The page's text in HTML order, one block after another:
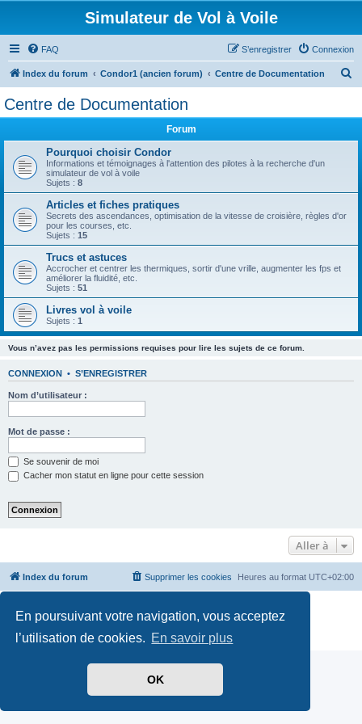
En poursuivant votre navigation, vous acceptez
l’utilisation de cookies. En savoir plus
OK
Simulateur de Vol à Voile
FAQ Connexion
S’enregistrer
Index du forum Condor1 (ancien forum) Centre de Documentation
r
Centre de Documentation
Forum
Pourquoi choisir Condor
Informations et témoignages à l'attention des pilotes à la recherche d'un
simulateur de vol à voile
Sujets : 8
Articles et fiches pratiques
Secrets des ascendances, optimisation de la vitesse de croisière, règles d'or
pour les courses, etc.
Sujets : 15
Trucs et astuces
Accrocher et centrer les thermiques, sortir d'une vrille, augmenter les fps et
améliorer la fluidité, etc.
Sujets : 51
Livres vol à voile
Sujets : 1
Vous n’avez pas les permissions requises pour lire les sujets de ce forum.
CONNEXION • S’ENREGISTRER
Nom d’utilisateur :
Mot de passe :
Se souvenir de moi
Cacher mon statut en ligne pour cette session
Aller à
Index du forum Heures au format UTC+02:00
Supprimer les cookies
Traduit parphpBB-fr.com
Confidentialité|Conditions